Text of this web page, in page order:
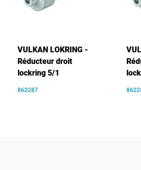
VULKAN LOKRING -
Réducteur droit
lockring 5/1
862287